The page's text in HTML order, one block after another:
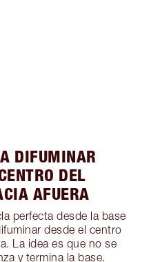
DIFUMINAR
DEL
AFUERA
perfecta desde la base
desde el centro
La idea es que no se
y termina la base.